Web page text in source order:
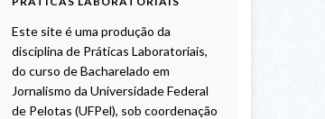
Este site é uma produção da
disciplina de Práticas Laboratoriais,
do curso de Bacharelado em
Jornalismo da Universidade Federal
de Pelotas (UFPel), sob coordenação